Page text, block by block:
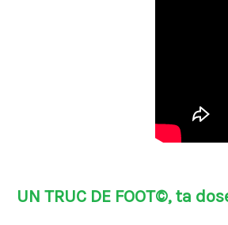
UN TRUC DE FOOT©, ta